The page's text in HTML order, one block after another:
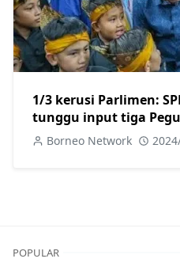
1/3 kerusi Parlimen:
tunggu input tiga
Borneo Network
POPULAR